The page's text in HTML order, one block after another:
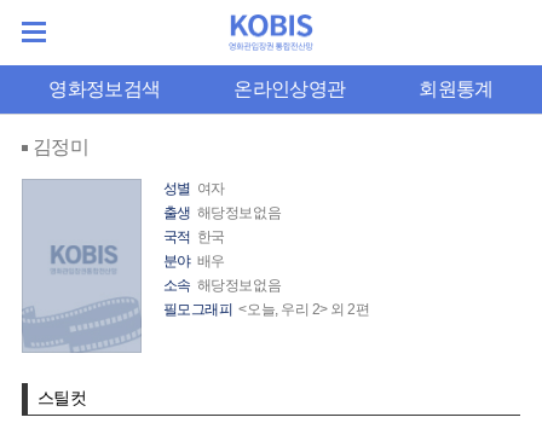
영화정보검색 온라인상영관 회원통계
김정미
성별 여자
출생 해당정보없음
국적 한국
분야 배우
소속 해당정보없음
필모그래피 <오늘, 우리 2> 외 2편
스틸컷